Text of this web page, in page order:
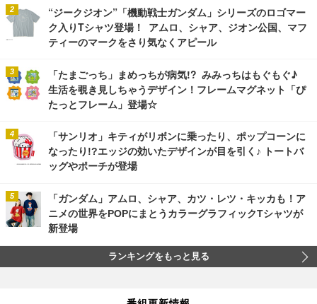
“ジークジオン”「機動戦士ガンダム」シリーズのロゴマー
ク入りTシャツ登場！ アムロ、シャア、ジオン公国、マフ
ティーのマークをさり気なくアピール
「たまごっち」まめっちが病気!? みみっちはもぐもぐ♪
生活を覗き見しちゃうデザイン！フレームマグネット「ぴ
たっとフレーム」登場☆
「サンリオ」キティがリボンに乗ったり、ポップコーンに
なったり!?エッジの効いたデザインが目を引く♪ トートバ
ッグやポーチが登場
「ガンダム」アムロ、シャア、カツ・レツ・キッカも！ア
ニメの世界をPOPにまとうカラーグラフィックTシャツが
新登場
ランキングをもっと見る